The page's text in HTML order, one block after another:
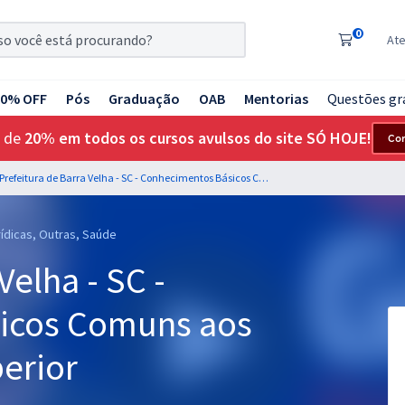
0
OFF Pós Graduação OAB Mentorias Questões
de 20% em todos os cursos avulsos do site SÓ HOJE!
Prefeitura de Barra Velha - SC - Conhecimentos Básicos Comuns aos Cargos de Nível Superior
Outras, Saúde
- SC -
Comuns aos